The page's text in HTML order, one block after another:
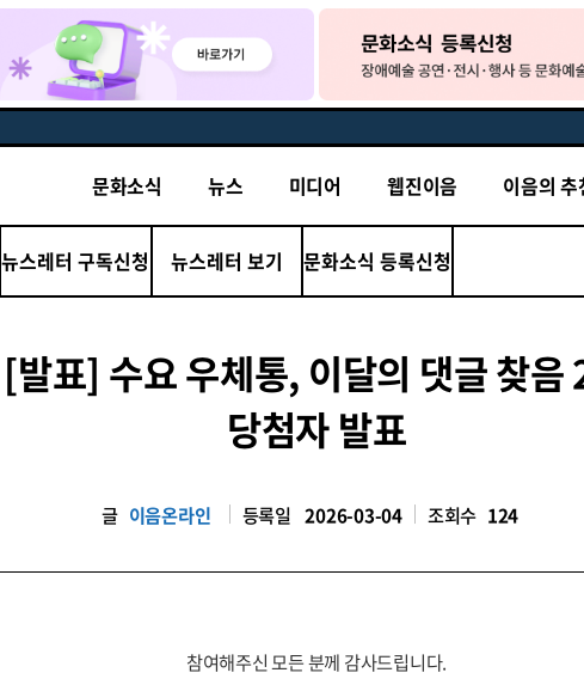
문화소식 뉴스 미디어 웹진이음 이음의 추
뉴스레터 구독신청 뉴스레터 보기 문화소식 등록신청
[발표] 수요 우체통, 이달의 댓글 찾음
당첨자 발표
글 이음온라인 등록일 2026-03-04 조회수 124
참여해주신 모든 분께 감사드립니다.